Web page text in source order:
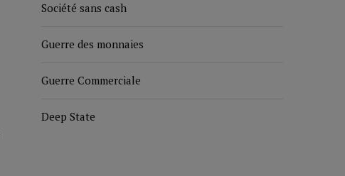
Société sans cash
Guerre des monnaies
Guerre Commerciale
Deep State